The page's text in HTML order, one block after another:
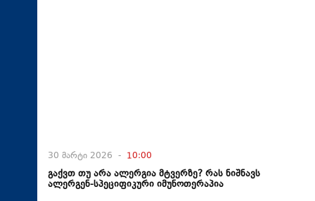
30 მარტი 2026 - 10:00
გაქვთ თუ არა ალერგია მტვერზე? რას ნიშნავს
ალერგენ-სპეციფიკური იმუნოთერაპია